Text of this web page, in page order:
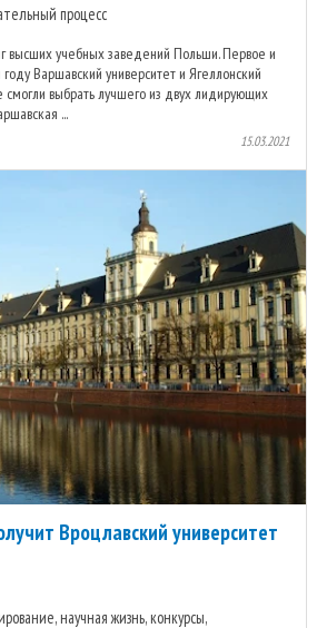
процесс
высших учебных заведений Польши. Первое и
Варшавский университет и Ягеллонский
смогли выбрать лучшего из двух лидирующих
...
15.03.2021
Вроцлавский университет
научная жизнь, конкурсы,